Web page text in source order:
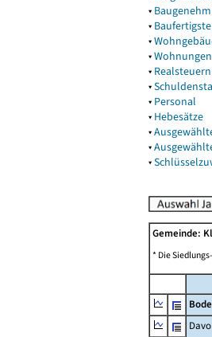
▾
▾
▾
▾Wohnungen
▾ Realsteuern
▾
▾ Personal
▾ Hebesätze
▾
▾
▾
Gemeinde:
* Die